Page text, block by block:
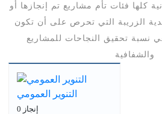
كلها فئات تأم مشاريع تم إنجازها أو
الزريبة التي تحرص على أن تكون
نسبة تحقيق النجاحات للمشاريع
والشفافية
التنوير العمومي
0 إنجاز